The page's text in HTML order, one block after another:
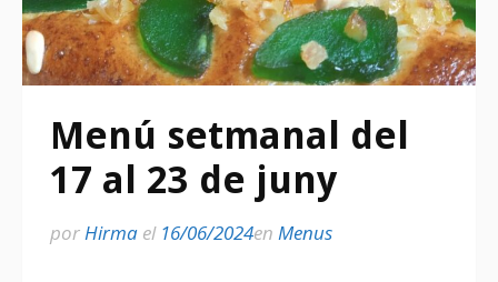
Menú setmanal del
17 al 23 de juny
porHirma el 16/06/2024en Menus